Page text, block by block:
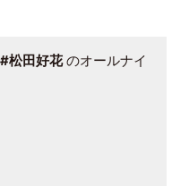
#松田好花のオールナイ